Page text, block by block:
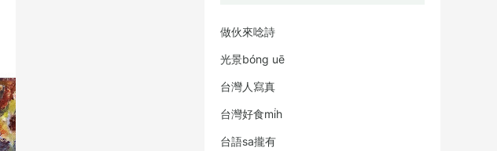
做伙來唸詩
光景bóng uē
台灣人寫真
台灣好食mi̍h
台語sa攏有